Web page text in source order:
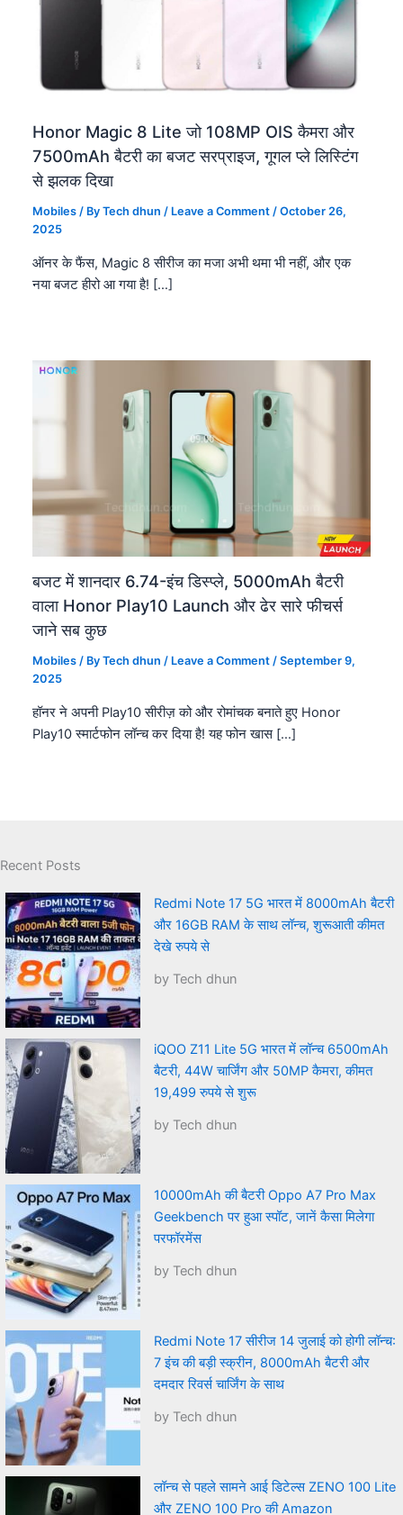
Honor Magic 8 Lite जो 108MP OIS कैमरा और
7500mAh बैटरी का बजट सरप्राइज, गूगल प्ले लिस्टिंग
से झलक दिखा
Mobiles / ByTech dhun/ Leave a Comment /October 26,
2025
ऑनर के फैंस, Magic 8 सीरीज का मजा अभी थमा भी नहीं, और एक
नया बजट हीरो आ गया है! […]
बजट में शानदार 6.74-इंच डिस्प्ले, 5000mAh बैटरी
वाला Honor Play10 Launch और ढेर सारे फीचर्स
जाने सब कुछ
Mobiles / ByTech dhun/ Leave a Comment /September 9,
2025
हॉनर ने अपनी Play10 सीरीज़ को और रोमांचक बनाते हुए Honor
Play10 स्मार्टफोन लॉन्च कर दिया है! यह फोन खास […]
Recent Posts
Redmi Note 17 5G भारत में 8000mAh बैटरी
और 16GB RAM के साथ लॉन्च, शुरूआती कीमत
देखे रुपये से
by Tech dhun
iQOO Z11 Lite 5G भारत में लॉन्च 6500mAh
बैटरी, 44W चार्जिंग और 50MP कैमरा, कीमत
19,499 रुपये से शुरू
by Tech dhun
10000mAh की बैटरी Oppo A7 Pro Max
Geekbench पर हुआ स्पॉट, जानें कैसा मिलेगा
परफॉरमेंस
by Tech dhun
Redmi Note 17 सीरीज 14 जुलाई को होगी लॉन्च:
7 इंच की बड़ी स्क्रीन, 8000mAh बैटरी और
दमदार रिवर्स चार्जिंग के साथ
by Tech dhun
लॉन्च से पहले सामने आई डिटेल्स ZENO 100 Lite
और ZENO 100 Pro की Amazon